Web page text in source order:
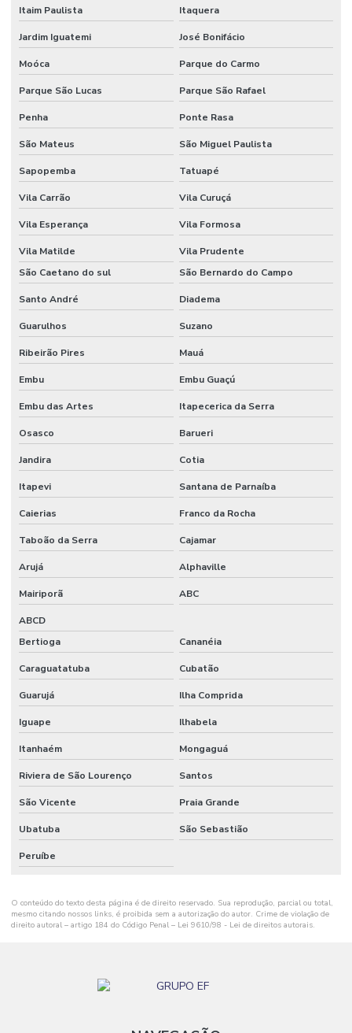
Estrutura metálica galpão mezanino
Execução de piso de concreto polido
Instalação de piso para estacionamento
Instalação de piso industrial
Instalação de piso industrial de concreto
Instalação de piso porcelanato
Instalação de porcelanato
Instalação de revestimento polimérico
Instalador de porcelanato
Obra comercial
Obra industrial
Obras e reformas em geral
Orçamento para construção de barracão
Orçamento construção civil
Orçamento para construção de galpão
Orçamento para construção de galpão industrial
Orçamento para construção de galpão metálico
Orçamento de piso industrial
Pintura epóxi alto tráfego
Pintura epóxi autonivelante
Pintura epóxi para galpão
Pintura epóxi industrial
Pintura epóxi para piso de fábrica
Pintura epóxi para piso industrial
Pintura de pisos industriais
Pintura predial preço m2
Piso de concreto polido industrial
Polimento de piso de concreto
Itaim Paulista Itaquera
Jardim Iguatemi José Bonifácio
Moóca Parque do Carmo
Parque São Lucas Parque São Rafael
Penha Ponte Rasa
São Mateus São Miguel Paulista
Sapopemba Tatuapé
Vila Carrão Vila Curuçá
Vila Esperança Vila Formosa
Vila Matilde
Vila Prudente
São Caetano do sul
São Bernardo do Campo
Santo André Diadema
Guarulhos Suzano
Ribeirão Pires Mauá
Embu Embu Guaçú
Embu das Artes Itapecerica da Serra
Osasco Barueri
Jandira Cotia
Itapevi Santana de Parnaíba
Caierias Franco da Rocha
Taboão da Serra Cajamar
Arujá Alphaville
Mairiporã ABC
ABCD
Bertioga
Cananéia
Caraguatatuba Cubatão
Guarujá Ilha Comprida
Iguape Ilhabela
Itanhaém Mongaguá
Riviera de São Lourenço Santos
São Vicente Praia Grande
Ubatuba São Sebastião
Peruíbe
O conteúdo do texto desta página é de direito reservado. Sua reprodução, parcial ou total,
mesmo citando nossos links, é proibida sem a autorização do autor. Crime de violação de
direito autoral – artigo 184 do Código Penal – Lei 9610/98 - Lei de direitos autorais.